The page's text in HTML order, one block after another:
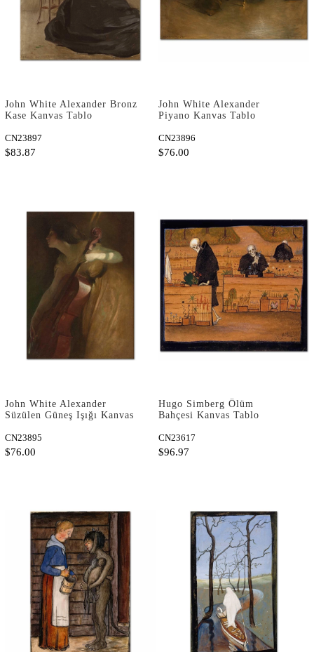
John White Alexander Bronz
Kase Kanvas Tablo
CN23897
$83.87
John White Alexander
Piyano Kanvas Tablo
CN23896
$76.00
John White Alexander
Süzülen Güneş Işığı Kanvas
CN23895
$76.00
Hugo Simberg Ölüm
Bahçesi Kanvas Tablo
CN23617
$96.97